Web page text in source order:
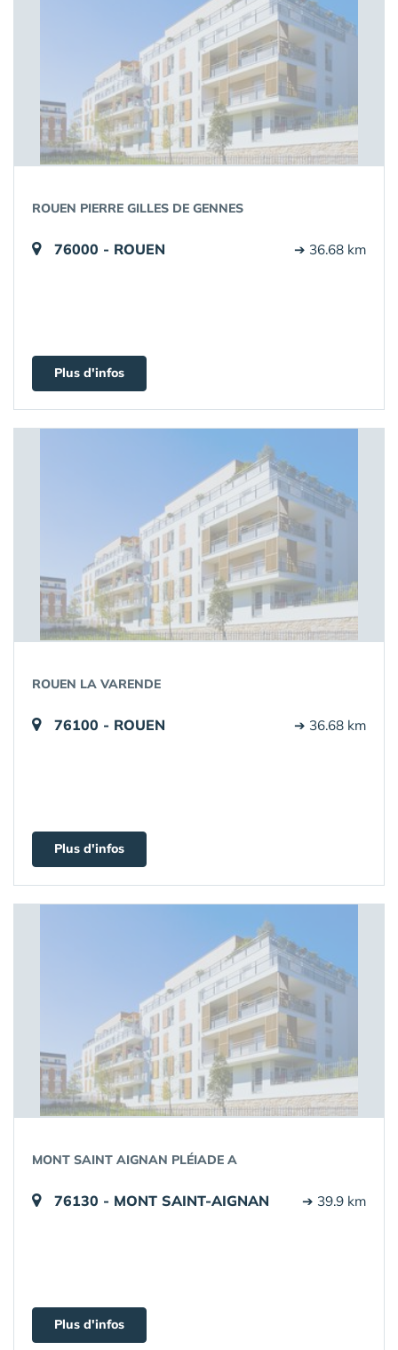
ROUEN PIERRE GILLES DE GENNES
76000 - ROUEN ➔ 36.68 km
Plus d'infos
ROUEN LA VARENDE
76100 - ROUEN ➔ 36.68 km
Plus d'infos
MONT SAINT AIGNAN PLÉIADE A
76130 - MONT SAINT-AIGNAN ➔ 39.9 km
Plus d'infos